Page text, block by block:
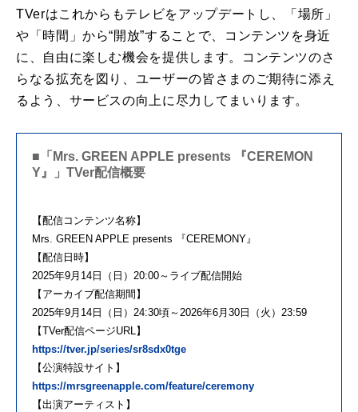
TVerはこれからもテレビをアップデートし、「場所」
や「時間」から“開放”することで、コンテンツを身近
に、自由に楽しむ機会を提供します。コンテンツのさ
らなる拡充を図り、ユーザーの皆さまのご期待に添え
るよう、サービスの向上に尽力してまいります。
■「Mrs. GREEN APPLE presents 『CEREMON
Y』」TVer配信概要
【配信コンテンツ名称】
Mrs. GREEN APPLE presents 『CEREMONY』
【配信日時】
2025年9月14日（日）20:00～ライブ配信開始
【アーカイブ配信期間】
2025年9月14日（日）24:30頃～2026年6月30日（火）23:59
【TVer配信ページURL】
https://tver.jp/series/sr8sdx0tge
【公演特設サイト】
https://mrsgreenapple.com/feature/ceremony
【出演アーティスト】